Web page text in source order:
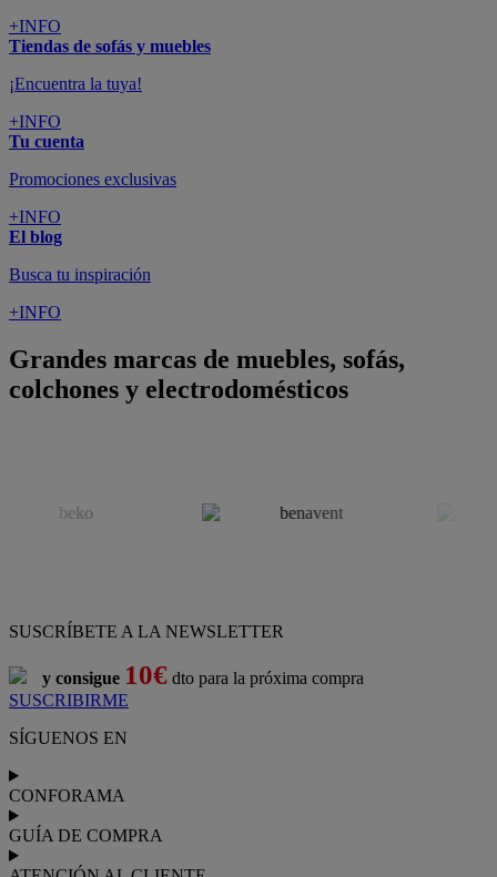
+INFO
Tiendas de sofás y muebles
¡Encuentra la tuya!
+INFO
Tu cuenta
Promociones exclusivas
+INFO
El blog
Busca tu inspiración
+INFO
Grandes marcas de muebles, sofás,
colchones y electrodomésticos
SUSCRÍBETE A LA NEWSLETTER
y consigue 10€ dto para la próxima compra
SUSCRIBIRME
SÍGUENOS EN
CONFORAMA
GUÍA DE COMPRA